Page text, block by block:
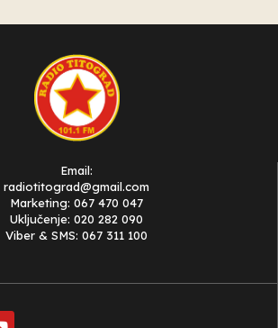
Email:
radiotitograd@gmail.com
Marketing: 067 470 047
Uključenje: 020 282 090
Viber & SMS: 067 311 100